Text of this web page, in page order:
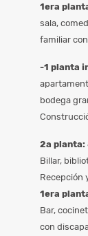
1era
sala,
familiar
-1 planta
bodega
2a planta:
Billar,
Recepción
1era
Bar,
con